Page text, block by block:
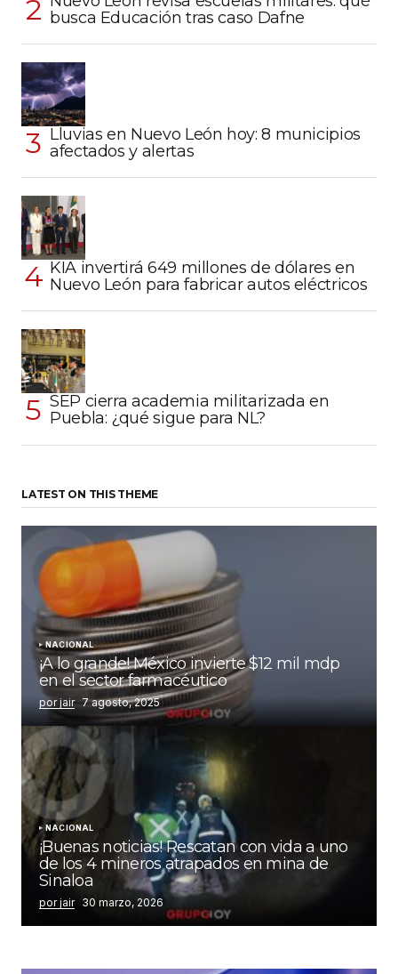
busca Educación tras caso Dafne
Lluvias en Nuevo León hoy: 8 municipios
afectados y alertas
KIA invertirá 649 millones de dólares en
Nuevo León para fabricar autos eléctricos
SEP cierra academia militarizada en
Puebla: ¿qué sigue para NL?
LATEST ON THIS THEME
NACIONAL
¡A lo grande! México invierte $12 mil mdp
en el sector farmacéutico
por jair 7 agosto, 2025
NACIONAL
¡Buenas noticias! Rescatan con vida a uno
de los 4 mineros atrapados en mina de
Sinaloa
por jair 30 marzo, 2026